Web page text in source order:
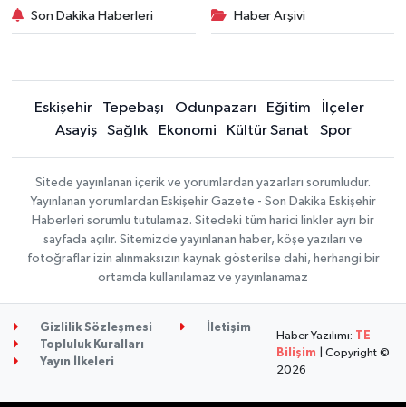
Son Dakika Haberleri Haber Arşivi
Eskişehir Tepebaşı Odunpazarı Eğitim
İlçeler
Asayiş
Sağlık Ekonomi Kültür Sanat Spor
Sitede yayınlanan içerik ve yorumlardan yazarları sorumludur.
Yayınlanan yorumlardan Eskişehir Gazete - Son Dakika Eskişehir
Haberleri sorumlu tutulamaz. Sitedeki tüm harici linkler ayrı bir
sayfada açılır. Sitemizde yayınlanan haber, köşe yazıları ve
fotoğraflar izin alınmaksızın kaynak gösterilse dahi, herhangi bir
ortamda kullanılamaz ve yayınlanamaz
Gizlilik Sözleşmesi
İletişim
Topluluk Kuralları
Yayın İlkeleri
Haber Yazılımı: TE
Bilişim | Copyright ©
2026